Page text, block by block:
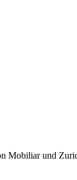
Mobiliar und